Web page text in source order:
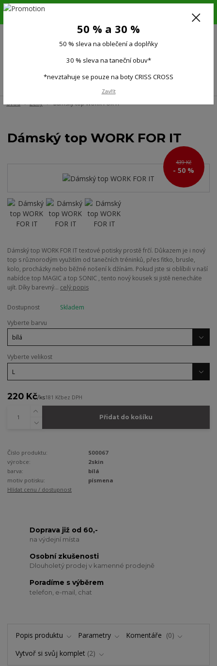
6.-16.8.26. DOVOLENÁ !!! 50 % SLEVA na všechno oblečení a doplňky !!!
(Po-Pá 9:00-15.00)
Úvod Ženy Dámský top WORK FOR IT
Dámský top WORK FOR IT
439 Kč
- 50 %
Dámský top WORK FOR IT textové potisky prostě frčí. Důkazem je i nový
top s různorodým využitím od tanečních tréninků, přes fitko, brusle,
kolo, procházky nebo běžné nošení k džínám. Pokud jste si oblíbili v naší
nabídce top MAGIC a top SONIC , tento nový kousek si jistě nenecháte
ujít. Díky barevný... celý popis
Dostupnost
Skladem
Vyberte barvu
Vyberte velikost
220 Kč/ks181 Kčbez DPH
Přidat do košíku
Číslo produktu:
S00067
výrobce:
2skin
barva:
bílá
motiv potisku:
písmena
Hlídat cenu / dostupnost
Doprava již od 60,-
na výdejní místa
Osobní zkušenosti
Dlouholetý prodej v kamenné prodejně
Poradíme s výběrem
telefon, e-mail, chat
Popis produktu Parametry Komentáře
0
Vytvoř si svůj komplet 2
50 % a 30 %
50 % sleva na oblečení a doplňky
30 % sleva na taneční obuv*
*nevztahuje se pouze na boty CRISS CROSS
Zavřít